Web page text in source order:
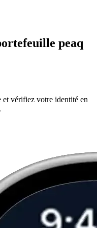
peaq
vérifiez votre identité en